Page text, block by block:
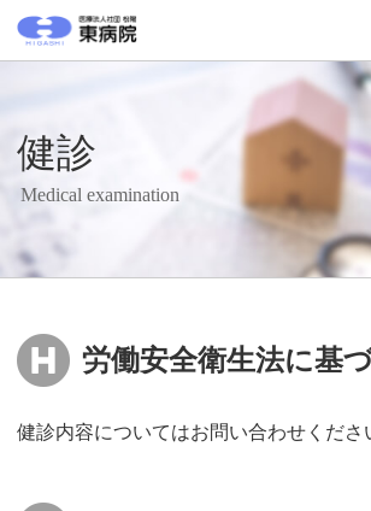
健診
Medical examination
労働安全衛生法に基
健診内容についてはお問い合わせくださ